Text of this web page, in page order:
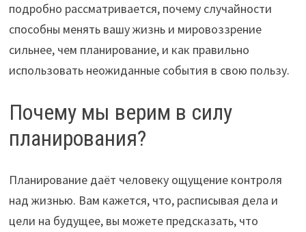
подробно рассматривается, почему случайности
способны менять вашу жизнь и мировоззрение
сильнее, чем планирование, и как правильно
использовать неожиданные события в свою пользу.
Почему мы верим в силу
планирования?
Планирование даёт человеку ощущение контроля
над жизнью. Вам кажется, что, расписывая дела и
цели на будущее, вы можете предсказать, что